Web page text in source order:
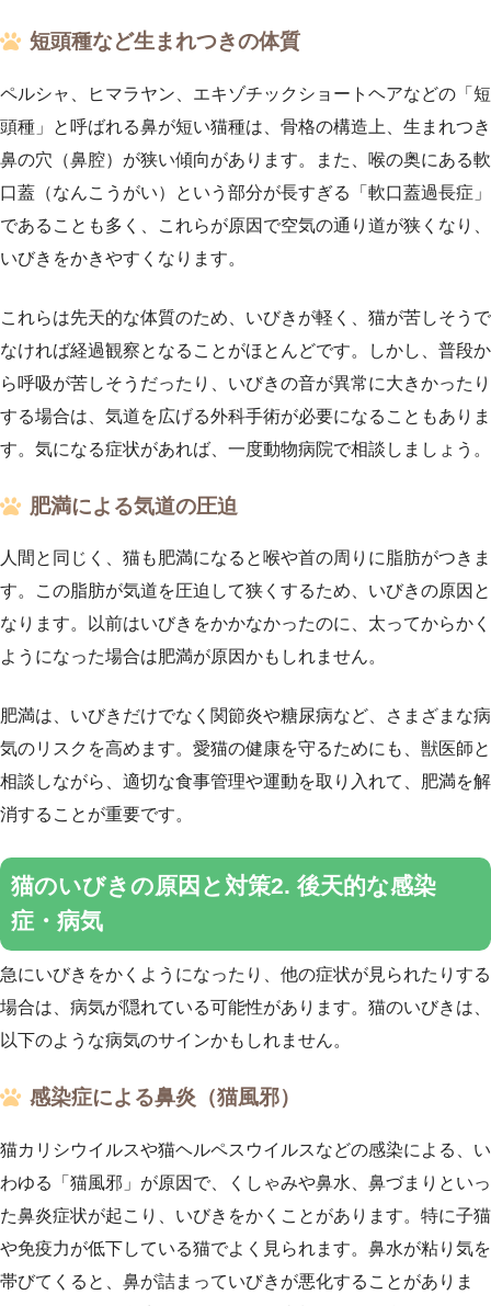
短頭種など生まれつきの体質
ペルシャ、ヒマラヤン、エキゾチックショートヘアなどの「短
頭種」と呼ばれる鼻が短い猫種は、骨格の構造上、生まれつき
鼻の穴（鼻腔）が狭い傾向があります。また、喉の奥にある軟
口蓋（なんこうがい）という部分が長すぎる「軟口蓋過長症」
であることも多く、これらが原因で空気の通り道が狭くなり、
いびきをかきやすくなります。
これらは先天的な体質のため、いびきが軽く、猫が苦しそうで
なければ経過観察となることがほとんどです。しかし、普段か
ら呼吸が苦しそうだったり、いびきの音が異常に大きかったり
する場合は、気道を広げる外科手術が必要になることもありま
す。気になる症状があれば、一度動物病院で相談しましょう。
肥満による気道の圧迫
人間と同じく、猫も肥満になると喉や首の周りに脂肪がつきま
す。この脂肪が気道を圧迫して狭くするため、いびきの原因と
なります。以前はいびきをかかなかったのに、太ってからかく
ようになった場合は肥満が原因かもしれません。
肥満は、いびきだけでなく関節炎や糖尿病など、さまざまな病
気のリスクを高めます。愛猫の健康を守るためにも、獣医師と
相談しながら、適切な食事管理や運動を取り入れて、肥満を解
消することが重要です。
猫のいびきの原因と対策2. 後天的な感染
症・病気
急にいびきをかくようになったり、他の症状が見られたりする
場合は、病気が隠れている可能性があります。猫のいびきは、
以下のような病気のサインかもしれません。
感染症による鼻炎（猫風邪）
猫カリシウイルスや猫ヘルペスウイルスなどの感染による、い
わゆる「猫風邪」が原因で、くしゃみや鼻水、鼻づまりといっ
た鼻炎症状が起こり、いびきをかくことがあります。特に子猫
や免疫力が低下している猫でよく見られます。鼻水が粘り気を
帯びてくると、鼻が詰まっていびきが悪化することがありま